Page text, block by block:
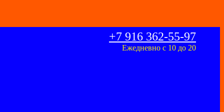
+7 916 362-55-97
Ежедневно с 10 до 20